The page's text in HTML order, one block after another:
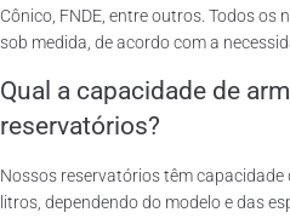
Cônico, FNDE, entre outros. Todos
sob medida, de acordo com a
Qual a capacidade de
reservatórios?
Nossos reservatórios têm capacidade
litros, dependendo do modelo e das